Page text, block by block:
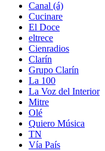
Canal (á)
Cucinare
El Doce
eltrece
Cienradios
Clarín
Grupo Clarín
La 100
La Voz del Interior
Mitre
Olé
Quiero Música
TN
Vía País